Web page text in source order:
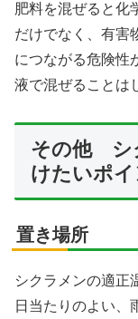
肥料を混ぜると化
だけでなく、有害
につながる危険性
液で混ぜることは
その他 シ
けたいポイ
置き場所
シクラメンの適正
日当たりのよい、